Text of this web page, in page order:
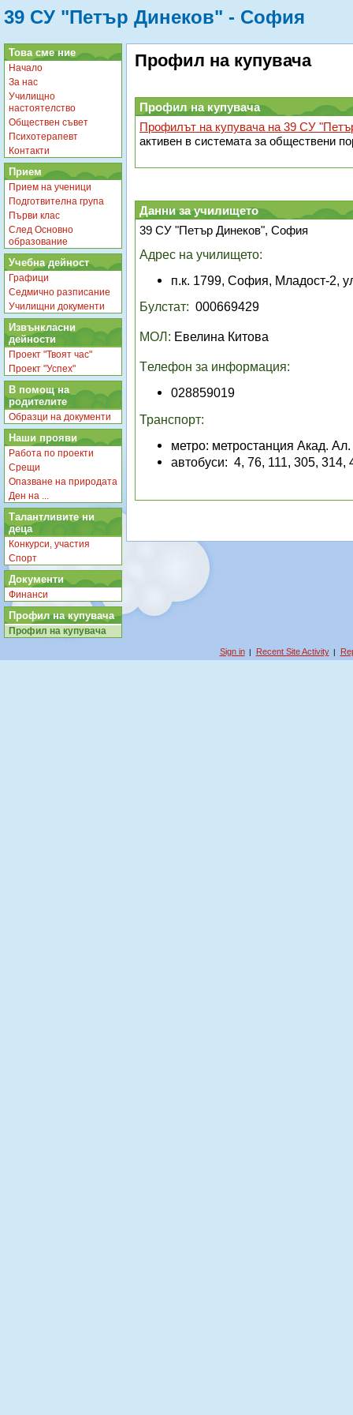
39 СУ "Петър Динеков" - София
Това сме ние
Начало
За нас
Училищно
настоятелство
Обществен съвет
Психотерапевт
Контакти
Прием
Прием на ученици
Подготвителна група
Първи клас
След Основно
образование
Учебна дейност
Графици
Седмично разписание
Училищни документи
Извънкласни
дейности
Проект "Твоят час"
Проект "Успех"
В помощ на
родителите
Образци на документи
Наши прояви
Работа по проекти
Срещи
Опазване на природата
Ден на ...
Талантливите ни
деца
Конкурси, участия
Спорт
Документи
Финанси
Профил на купувача
Профил на купувача
Профил на купувача
Профил на купувача
Профилът на купувача на 39 СУ
активен в системата за обществени
Данни за училището
39 СУ "Петър Динеков", София
Адрес на училището:
п.к. 1799, София, Младост-2,
Булстат: 000669429
МОЛ: Евелина Китова
Телефон за информация:
028859019
Транспорт:
метро: метростанция Акад. Ал
автобуси: 4, 76, 111, 305, 314,
Sign in | Recent Site Activity |